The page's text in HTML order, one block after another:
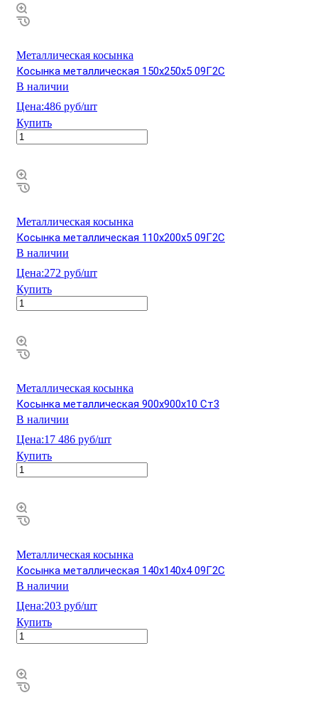
Металлическая косынка
Косынка металлическая 150х250х5 09Г2С
В наличии
Цена:486 руб/шт
Купить
Металлическая косынка
Косынка металлическая 110х200х5 09Г2С
В наличии
Цена:272 руб/шт
Купить
Металлическая косынка
Косынка металлическая 900х900х10 Ст3
В наличии
Цена:17 486 руб/шт
Купить
Металлическая косынка
Косынка металлическая 140х140х4 09Г2С
В наличии
Цена:203 руб/шт
Купить